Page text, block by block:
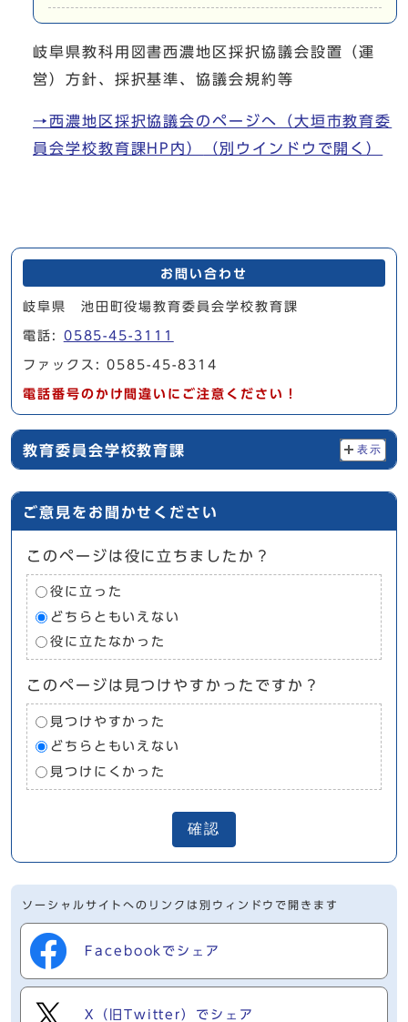
岐阜県教科用図書西濃地区採択協議会設置（運
営）方針、採択基準、協議会規約等
→西濃地区採択協議会のページへ（大垣市教育委
員会学校教育課HP内）
（別ウインドウで開く）
お問い合わせ
岐阜県 池田町役場教育委員会学校教育課
電話: 0585-45-3111
ファックス: 0585-45-8314
電話番号のかけ間違いにご注意ください！
教育委員会学校教育課 表示
ご意見をお聞かせください
このページは役に立ちましたか？
役に立った
どちらともいえない
役に立たなかった
このページは見つけやすかったですか？
見つけやすかった
どちらともいえない
見つけにくかった
確認
ソーシャルサイトへのリンクは別ウィンドウで開きます
Facebookでシェア
X（旧Twitter）でシェア